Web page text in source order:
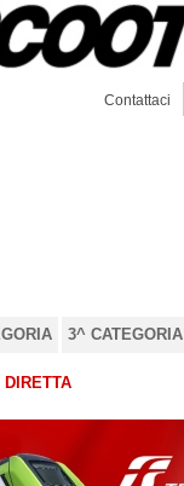
Contattaci
3^ CATEGORIA
DIRETTA